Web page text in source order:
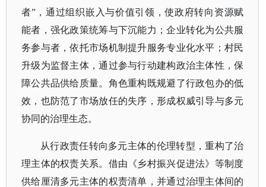
者”，通过组织嵌入与价值引领，使政府转向资源赋
能者，强化政策统筹与下沉能力；企业转化为公共服
务参与者，依托市场机制提升服务专业化水平；村民
升级为监督主体，通过参与行动建构政治主体性，保
障公共品供给质量。角色重构既规避了行政包办的低
效，也防范了市场放任的失序，形成权威引导与多元
协同的治理生态。
从行政责任转向多元主体的伦理转型，重构了治
理主体的权责关系。借由《乡村振兴促进法》等制度
供给厘清多元主体的权责清单，并通过治理主体间的